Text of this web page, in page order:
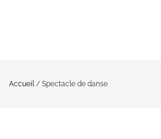
Accueil/ Spectacle de danse